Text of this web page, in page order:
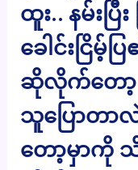
ထူး.. နမ်းပြီ
ခေါင်းငြိမ့်ပ
ဆိုလိုက်တော့
သူပြောတာ
တော့မှာကို